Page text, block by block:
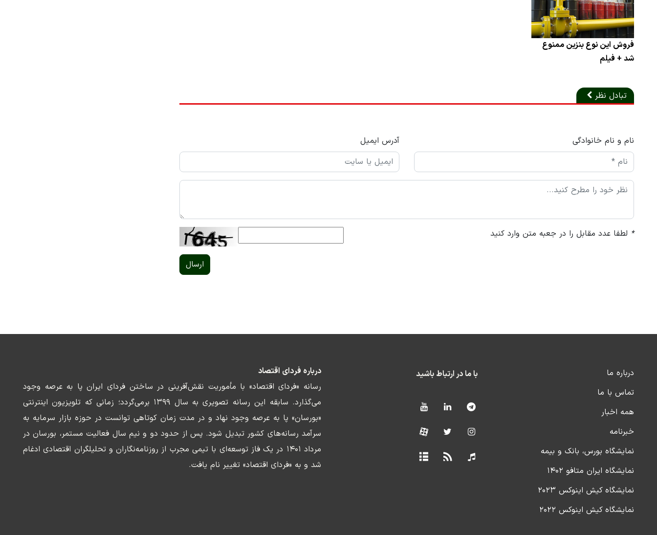
فروش این نوع بنزین ممنوع
شد + فیلم
تبادل نظر
نام و نام خانوادگی آدرس ایمیل
* لطفا عدد مقابل را در جعبه متن وارد کنید
ارسال
درباره ما
تماس با ما
همه اخبار
خبرنامه
نمایشگاه بورس، بانک و بیمه
نمایشگاه ایران متافو ۱۴۰۲
نمایشگاه کیش اینوکس ۲۰۲۳
نمایشگاه کیش اینوکس ۲۰۲۲
با ما در ارتباط باشید
درباره فردای اقتصاد
رسانه «فردای اقتصاد» با مأموریت نقش‌آفرینی در ساختن فردای ایران پا به عرصه وجود
می‌گذارد. سابقه این رسانه تصویری به سال ۱۳۹۹ برمی‌گردد؛ زمانی که تلویزیون اینترنتی
«بورسان» پا به عرصه وجود نهاد و در مدت زمان کوتاهی توانست در حوزه بازار سرمایه به
سرآمد رسانه‌های کشور تبدیل شود. پس از حدود دو و نیم سال فعالیت مستمر، بورسان در
مرداد ۱۴۰۱ در یک فاز توسعه‌ای با تیمی مجرب از روزنامه‌نگاران و تحلیلگران اقتصادی ادغام
شد و به «فردای اقتصاد» تغییر نام یافت.